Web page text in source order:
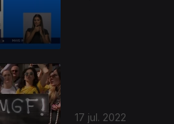
17 jul. 2022